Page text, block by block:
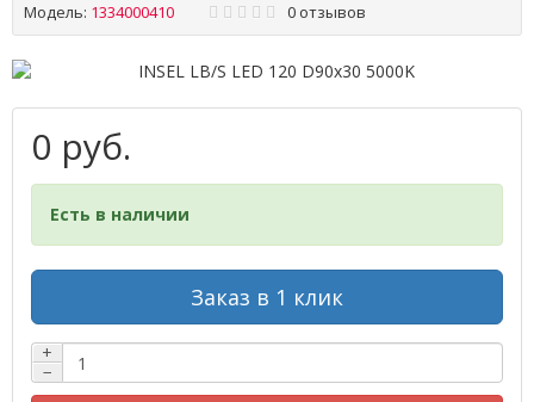
Модель: 1334000410 0 отзывов
0 руб.
Есть в наличии
Заказ в 1 клик
+
−